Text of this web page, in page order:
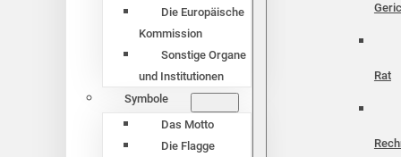
Die Europäische
Kommission
Sonstige Organe
und Institutionen
Symbole
Das Motto
Die Flagge
Rat